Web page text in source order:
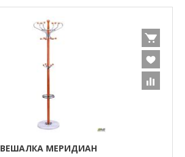
ВЕШАЛКА МЕРИДИАН